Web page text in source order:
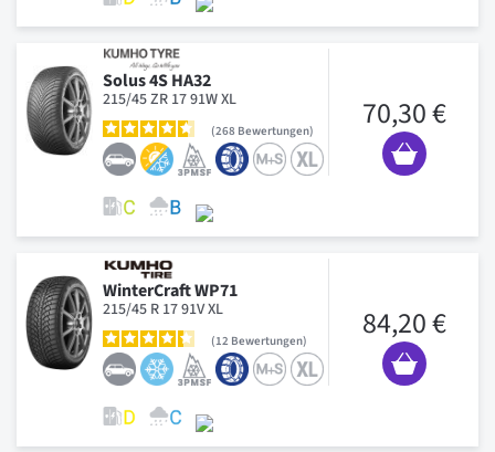
Solus 4S HA32
215/45 ZR 17 91W XL
268 Bewertungen 70,30 €
WinterCraft WP71
215/45 R 17 91V XL
12 Bewertungen 84,20 €